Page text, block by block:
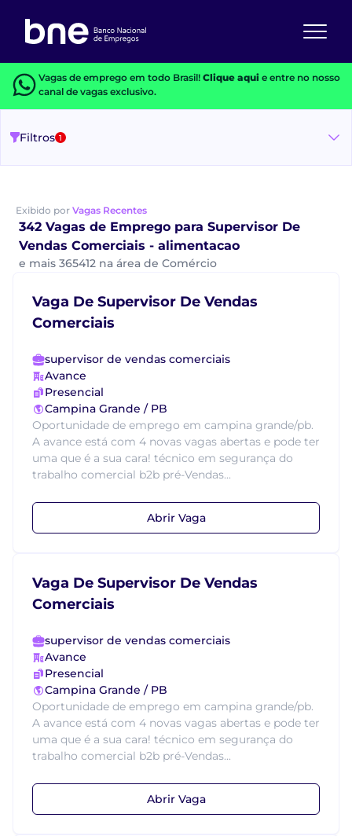
Vagas de emprego em todo Brasil! Clique aquie entre no nosso
canal de vagas exclusivo.
Filtros 1
Exibido por Vagas Recentes
342 Vagas de Emprego para Supervisor De
Vendas Comerciais - alimentacao
e mais 365412 na área de Comércio
Vaga De Supervisor De Vendas
Comerciais
supervisor de vendas comerciais
Avance
Presencial
Campina Grande / PB
Oportunidade de emprego em campina grande/pb.
A avance está com 4 novas vagas abertas e pode ter
uma que é a sua cara! técnico em segurança do
trabalho comercial b2b pré-Vendas...
Abrir Vaga
Vaga De Supervisor De Vendas
Comerciais
supervisor de vendas comerciais
Avance
Presencial
Campina Grande / PB
Oportunidade de emprego em campina grande/pb.
A avance está com 4 novas vagas abertas e pode ter
uma que é a sua cara! técnico em segurança do
trabalho comercial b2b pré-Vendas...
Abrir Vaga